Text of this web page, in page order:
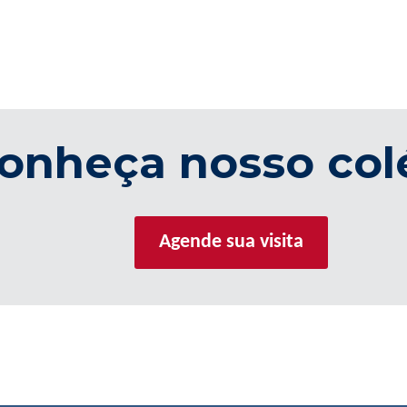
nosso
Agende sua visita